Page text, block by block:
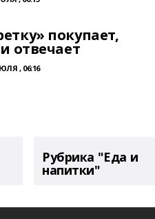
покупает,
отвечает
, 06:16
Рубрика "Еда и
напитки"